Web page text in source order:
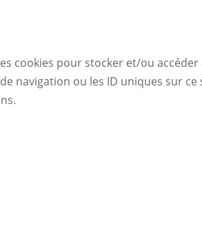
cookies pour stocker et/ou
ou les ID uniques sur